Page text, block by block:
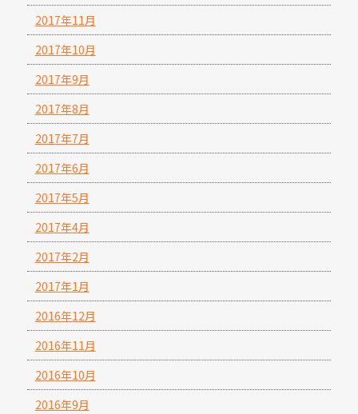
2017年11月
2017年10月
2017年9月
2017年8月
2017年7月
2017年6月
2017年5月
2017年4月
2017年2月
2017年1月
2016年12月
2016年11月
2016年10月
2016年9月